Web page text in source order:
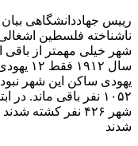
رییس جهاددانشگاهی
ناشناخته فلسطین
شهر خیلی مهمتر از باقی
۱۰۵۲ نفر باقی ماند.
شدند